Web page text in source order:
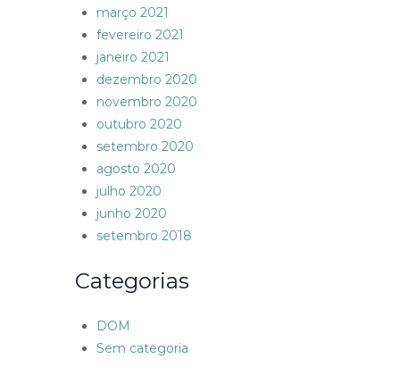
março 2021
fevereiro 2021
janeiro 2021
dezembro 2020
novembro 2020
outubro 2020
setembro 2020
agosto 2020
julho 2020
junho 2020
setembro 2018
Categorias
DOM
Sem categoria